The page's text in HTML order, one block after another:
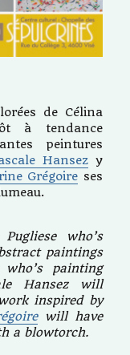
de Célina
à tendance
peintures
Hansezy
Grégoire ses
who’s
paintings
painting
Hansez will
inspired by
will have
a blowtorch.